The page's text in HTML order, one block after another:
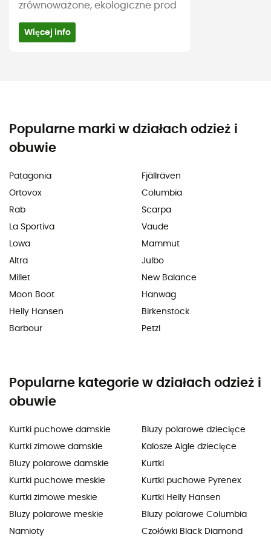
zrównoważone, ekologiczne prod
Więcej info
Popularne marki w działach odzież i
obuwie
Patagonia
Ortovox
Rab
La Sportiva
Lowa
Altra
Millet
Moon Boot
Helly Hansen
Barbour
Fjällräven
Columbia
Scarpa
Vaude
Mammut
Julbo
New Balance
Hanwag
Birkenstock
Petzl
Popularne kategorie w działach odzież i
obuwie
Kurtki puchowe damskie
Kurtki zimowe damskie
Bluzy polarowe damskie
Kurtki puchowe meskie
Kurtki zimowe meskie
Bluzy polarowe meskie
Namioty
Bluzy polarowe dziecięce
Kalosze Aigle dziecięce
Kurtki
Kurtki puchowe Pyrenex
Kurtki Helly Hansen
Bluzy polarowe Columbia
Czołówki Black Diamond